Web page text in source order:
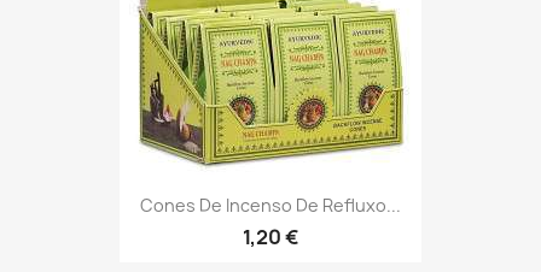
Cones De Incenso De Refluxo...
1,20 €